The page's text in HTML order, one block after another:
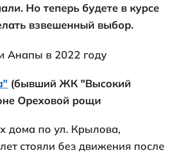
Но теперь будете в курсе
взвешенный выбор.
(бывший ЖК "Высокий
Ореховой рощи
дома по ул. Крылова,
стояли без движения после